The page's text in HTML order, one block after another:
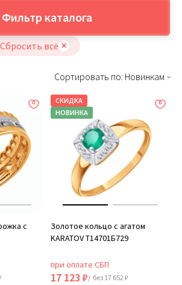
Фильтр каталога
Сбросить всё
Сортировать по: Новинкам
с
СКИДКА
НОВИНКА
Золотое кольцо с агатом
KARATOV Т14701Б729
при оплате СБП
17 123 ₽/ без 17 652 ₽